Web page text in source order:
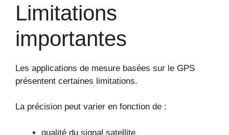
Limitations
importantes
Les applications de mesure basées sur le GPS
présentent certaines limitations.
La précision peut varier en fonction de :
qualité du signal satellite